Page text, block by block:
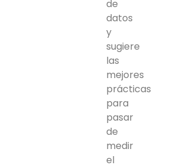
de
datos
y
sugiere
las
mejores
prácticas
para
pasar
de
medir
el